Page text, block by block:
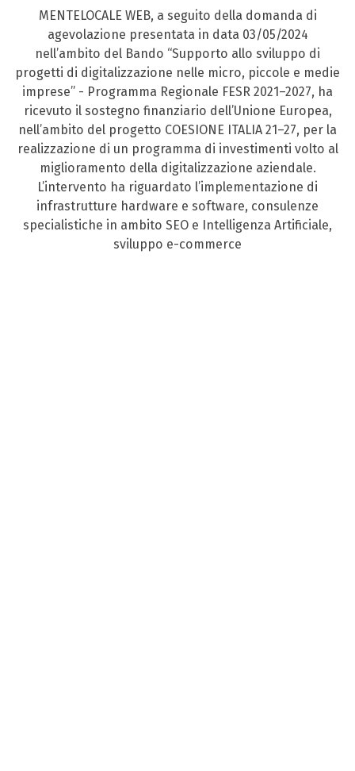
MENTELOCALE WEB, a seguito della domanda di
agevolazione presentata in data 03/05/2024
nell’ambito del Bando “Supporto allo sviluppo di
progetti di digitalizzazione nelle micro, piccole e medie
imprese” - Programma Regionale FESR 2021–2027, ha
ricevuto il sostegno finanziario dell’Unione Europea,
nell’ambito del progetto COESIONE ITALIA 21–27, per la
realizzazione di un programma di investimenti volto al
miglioramento della digitalizzazione aziendale.
L’intervento ha riguardato l’implementazione di
infrastrutture hardware e software, consulenze
specialistiche in ambito SEO e Intelligenza Artificiale,
sviluppo e-commerce